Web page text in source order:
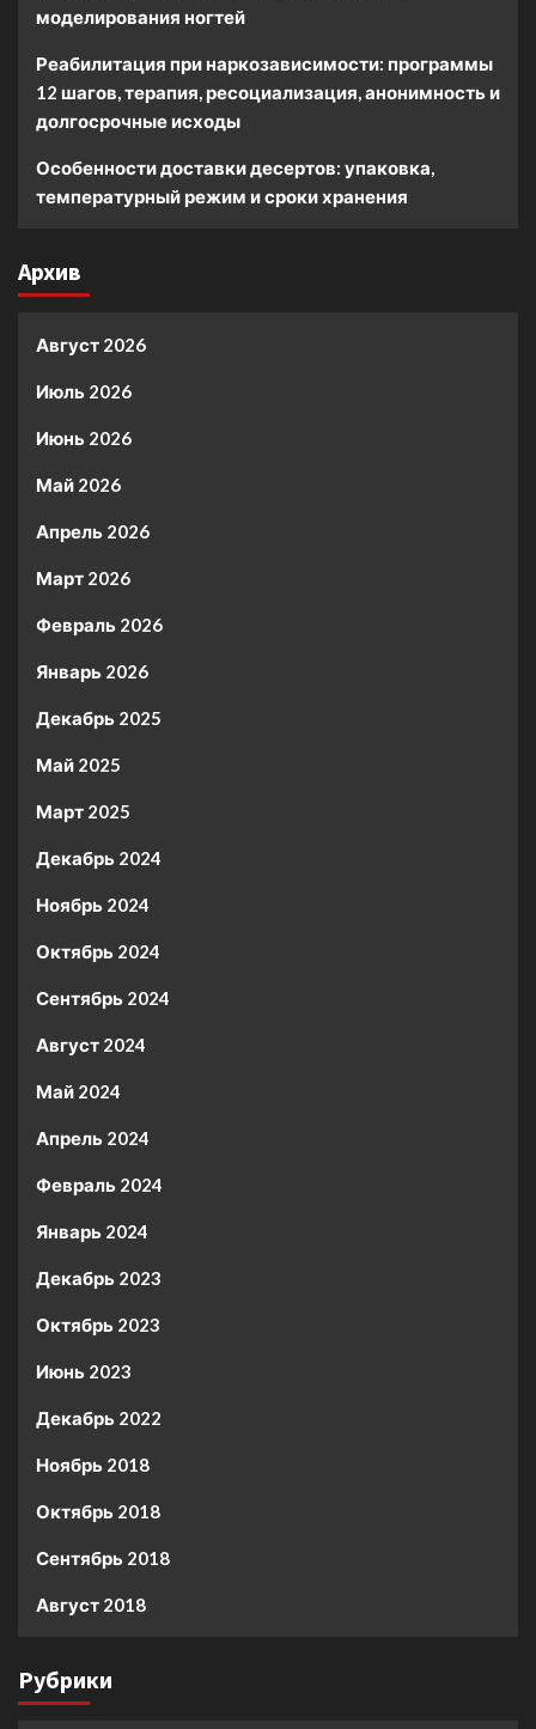
моделирования ногтей
Реабилитация при наркозависимости: программы
12 шагов, терапия, ресоциализация, анонимность и
долгосрочные исходы
Особенности доставки десертов: упаковка,
температурный режим и сроки хранения
Архив
Август 2026
Июль 2026
Июнь 2026
Май 2026
Апрель 2026
Март 2026
Февраль 2026
Январь 2026
Декабрь 2025
Май 2025
Март 2025
Декабрь 2024
Ноябрь 2024
Октябрь 2024
Сентябрь 2024
Август 2024
Май 2024
Апрель 2024
Февраль 2024
Январь 2024
Декабрь 2023
Октябрь 2023
Июнь 2023
Декабрь 2022
Ноябрь 2018
Октябрь 2018
Сентябрь 2018
Август 2018
Рубрики